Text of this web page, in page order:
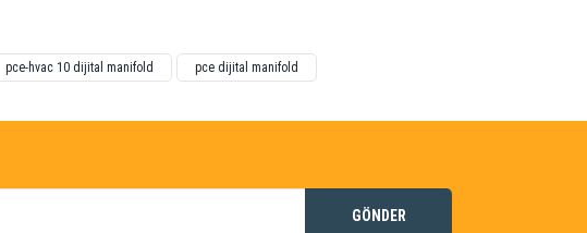
pce-hvac 10 dijital manifold pce dijital manifold
GÖNDER